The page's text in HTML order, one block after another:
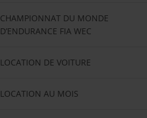
CHAMPIONNAT DU MONDE
D’ENDURANCE FIA WEC
LOCATION DE VOITURE
LOCATION AU MOIS